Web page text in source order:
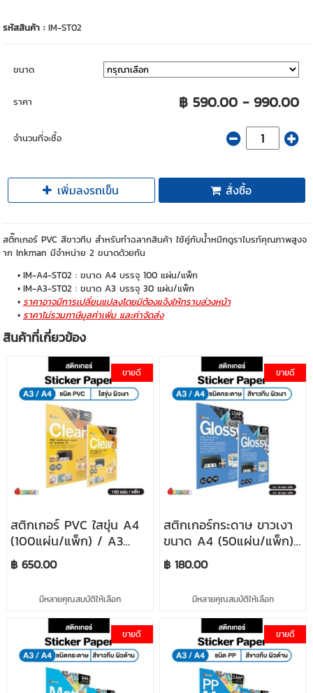
รหัสสินค้า :IM-ST02
ขนาด
ราคา ฿ 590.00 - 990.00
จำนวนที่จะซื้อ
เพิ่มลงรถเข็น สั่งซื้อ
สติ๊กเกอร์ PVC สีขาวทึบ สำหรับทำฉลากสินค้า ใช้คู่กับน้ำหมึกดูราไบรท์คุณภาพสูงจ
าก Inkman มีจำหน่าย 2 ขนาดด้วยกัน
IM-A4-ST02 : ขนาด A4 บรรจุ 100 แผ่น/แพ็ก
IM-A3-ST02 : ขนาด A3 บรรจุ 30 แผ่น/แพ็ก
ราคาอาจมีการเปลี่ยนแปลงโดยมิต้องแจ้งให้ทราบล่วงหน้า
ราคาไม่รวมภาษีมูลค่าเพิ่ม และค่าจัดส่ง
สินค้าที่เกี่ยวข้อง
ขายดี
สติกเกอร์ PVC ใสขุ่น A4
(100แผ่น/แพ็ก) / A3
(30แผ่น/แพ็ก) PVC Clear
Sticker ใช้คู่กับน้ำหมึกดูรา
฿ 650.00
มีหลายคุณสมบัติให้เลือก
ขายดี
สติกเกอร์กระดาษ ขาวเงา
ขนาด A4 (50แผ่น/แพ็ก)
/ A3 (20แผ่น/แพ็ก)
Glossy Sticker ใช้คู่กับน้ำ
฿ 180.00
มีหลายคุณสมบัติให้เลือก
ขายดี ขายดี